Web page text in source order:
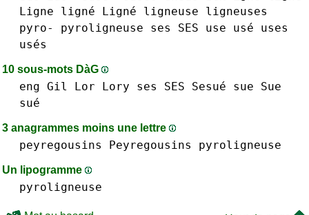
Ligne ligné Ligné
ligneuse
ligneuses
pyro-
pyroligneuse ses SES use usé
uses
usés
10 sous-mots DàG
eng Gil Lor Lory ses SES Sesué
sue Sue
sué
3 anagrammes moins une lettre
peyregousins Peyregousins pyroligneuse
Un lipogramme
pyroligneuse